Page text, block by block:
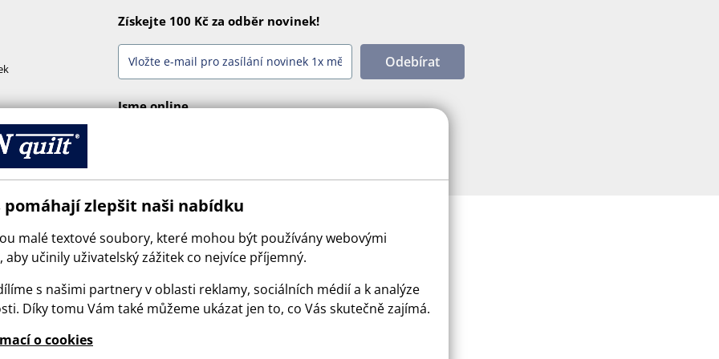
Získejte 100 Kč za odběr novinek!
Odebírat
Jsme online
© 2026 SCANquilt - všechna práva vyhrazena
protected by reCAPTCHA and the Google
pomáhají zlepšit naši nabídku
malé textové soubory, které mohou být používány webovými
aby učinily uživatelský zážitek co nejvíce příjemný.
s našimi partnery v oblasti reklamy, sociálních médií a k analýze
Díky tomu Vám také můžeme ukázat jen to, co Vás skutečně zajímá.
o cookies